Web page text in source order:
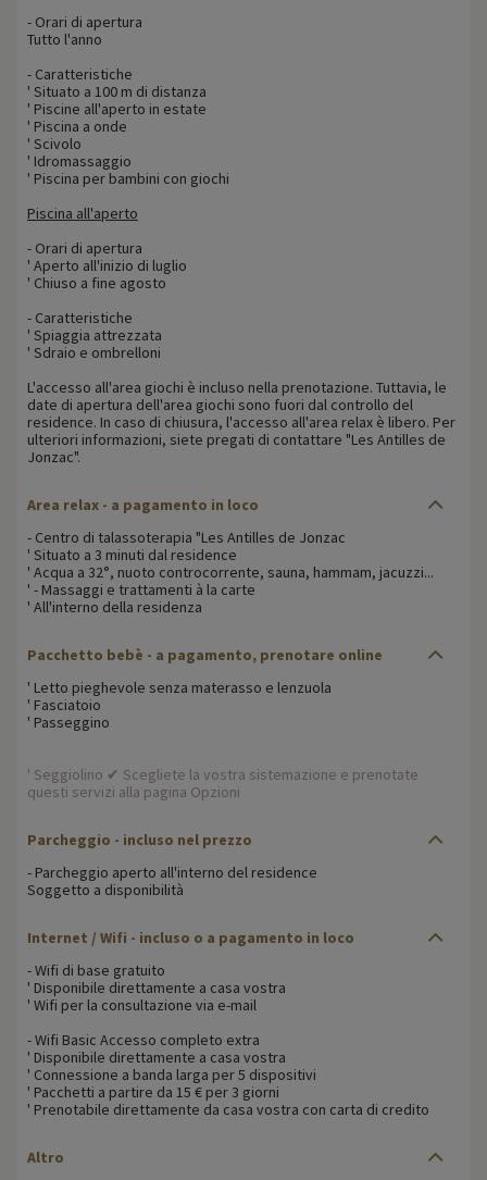
- Orari di apertura
Tutto l'anno
- Caratteristiche
' Situato a 100 m di distanza
' Piscine all'aperto in estate
' Piscina a onde
' Scivolo
' Idromassaggio
' Piscina per bambini con giochi
Piscina all'aperto
- Orari di apertura
' Aperto all'inizio di luglio
' Chiuso a fine agosto
- Caratteristiche
' Spiaggia attrezzata
' Sdraio e ombrelloni
L'accesso all'area giochi è incluso nella prenotazione. Tuttavia, le
date di apertura dell'area giochi sono fuori dal controllo del
residence. In caso di chiusura, l'accesso all'area relax è libero. Per
ulteriori informazioni, siete pregati di contattare "Les Antilles de
Jonzac".
Area relax - a pagamento in loco
- Centro di talassoterapia "Les Antilles de Jonzac
' Situato a 3 minuti dal residence
' Acqua a 32°, nuoto controcorrente, sauna, hammam, jacuzzi...
' - Massaggi e trattamenti à la carte
' All'interno della residenza
Pacchetto bebè - a pagamento, prenotare online
' Letto pieghevole senza materasso e lenzuola
' Fasciatoio
' Passeggino
' Seggiolino ✔ Scegliete la vostra sistemazione e prenotate
questi servizi alla pagina Opzioni
Parcheggio - incluso nel prezzo
- Parcheggio aperto all'interno del residence
Soggetto a disponibilità
Internet / Wifi - incluso o a pagamento in loco
- Wifi di base gratuito
' Disponibile direttamente a casa vostra
' Wifi per la consultazione via e-mail
- Wifi Basic Accesso completo extra
' Disponibile direttamente a casa vostra
' Connessione a banda larga per 5 dispositivi
' Pacchetti a partire da 15 € per 3 giorni
' Prenotabile direttamente da casa vostra con carta di credito
Altro